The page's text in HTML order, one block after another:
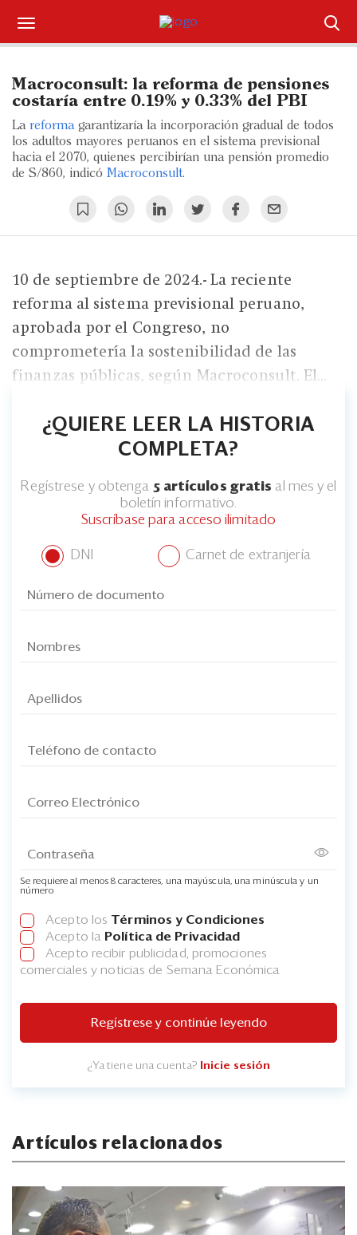
Iniciar sesión
Portada
¿Qué está pasando?
Sectores y Empresas
Economía y Finanzas
Legal y Política
Eventos
Ranking CEO
Macroconsult: la reforma de pensiones
costaría entre 0.19% y 0.33% del PBI
La reforma garantizaría la incorporación gradual de todos
los adultos mayores peruanos en el sistema previsional
hacia el 2070, quienes percibirían una pensión promedio
de S/860, indicó Macroconsult.
10 de septiembre de 2024.- La reciente
reforma al sistema previsional peruano,
aprobada por el Congreso, no
comprometería la sostenibilidad de las
finanzas públicas, según Macroconsult. El...
¿QUIERE LEER LA HISTORIA
COMPLETA?
Regístrese y obtenga 5 artículos gratis al mes y el
boletín informativo.
Suscríbase para acceso ilimitado
DNI Carnet de extranjería
Se requiere al menos 8 caracteres, una mayúscula, una minúscula y un
número
Acepto los Términos y Condiciones
Acepto la Política de Privacidad
Acepto recibir publicidad, promociones
comerciales y noticias de Semana Económica
Regístrese y continúe leyendo
¿Ya tiene una cuenta? Inicie sesión
Artículos relacionados